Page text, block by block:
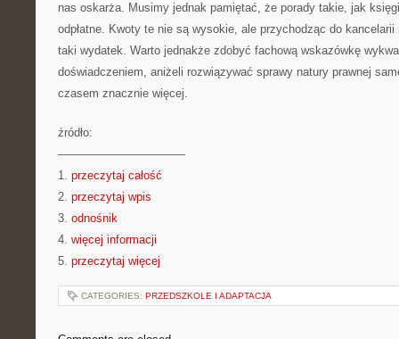
nas oskarża. Musimy jednak pamiętać, że porady takie, jak
odpłatne. Kwoty te nie są wysokie, ale przychodząc do
taki wydatek. Warto jednakże zdobyć fachową wskazówkę
doświadczeniem, aniżeli rozwiązywać sprawy natury prawnej
czasem znacznie więcej.
źródło:
———————————
1. przeczytaj całość
2. przeczytaj wpis
3. odnośnik
4. więcej informacji
5. przeczytaj więcej
CATEGORIES: PRZEDSZKOLE I ADAPTACJA